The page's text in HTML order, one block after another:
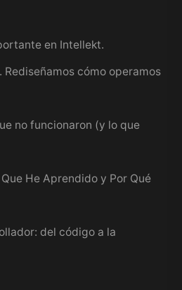
en Intellekt.
cómo operamos
no funcionaron (y lo que
He Aprendido y Por Qué
del código a la